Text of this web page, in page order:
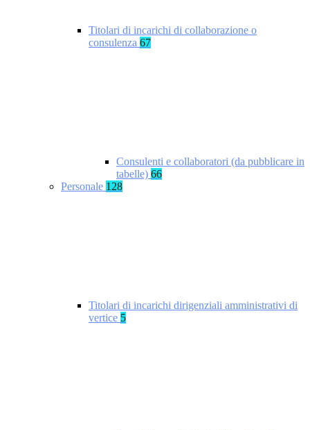
Titolari di incarichi di collaborazione o
consulenza 67
Consulenti e collaboratori (da pubblicare in
tabelle) 66
Personale 128
Titolari di incarichi dirigenziali amministrativi di
vertice 5